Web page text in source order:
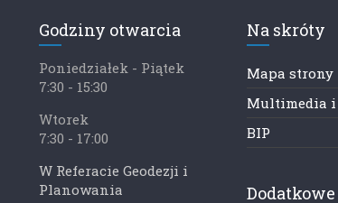
Godziny otwarcia
Poniedziałek - Piątek
7:30 - 15:30
Wtorek
7:30 - 17:00
W Referacie Geodezji i
Planowania
Na skróty
Mapa strony
Multimedia
BIP